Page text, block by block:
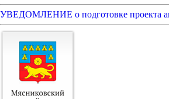
УВЕДОМЛЕНИЕ о подготовке проекта